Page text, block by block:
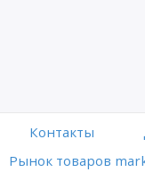
Контакты
Рынок товаров